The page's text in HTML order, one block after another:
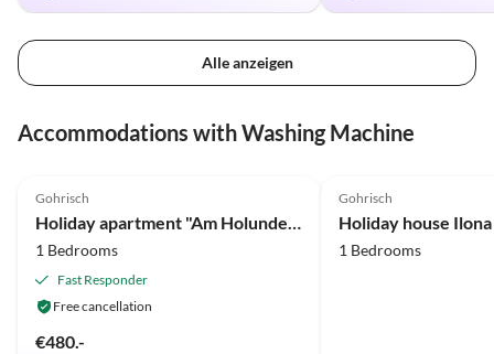
Alle anzeigen
Accommodations with Washing Machine
Gohrisch
Holiday apartment "Am Holundergrund"
1 Bedrooms
Fast Responder
Free cancellation
€480.-
Gohrisch
Holiday house
1 Bedrooms